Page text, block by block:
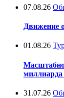
07.08.26
Движение
01.08.26
миллиарда
31.07.26